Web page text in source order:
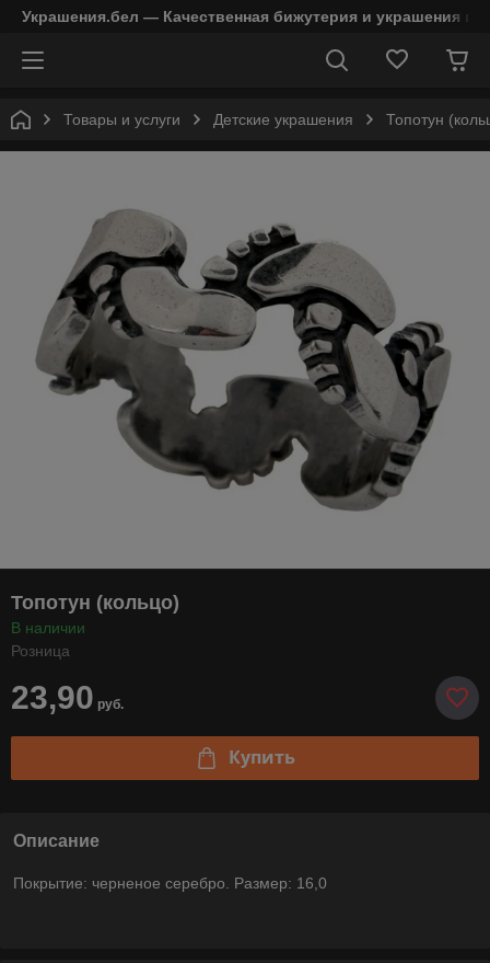
Украшения.бел — Качественная бижутерия и украшения в
Товары и услуги Детские украшения Топотун
Топотун (кольцо)
В наличии
Розница
23,90 руб.
Купить
Описание
Покрытие: черненое серебро. Размер: 16,0